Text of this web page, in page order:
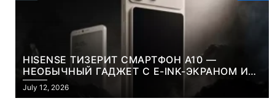
HISENSE ТИЗЕРИТ СМАРТФОН A10 —
НЕОБЫЧНЫЙ ГАДЖЕТ С E-INK-ЭКРАНОМ И
СЪЕМНОЙ LCD-ПАНЕЛЬЮ ДЛЯ ЦВЕТНОГО
КОНТЕНТА И СОЦСЕТЕЙ
July 12, 2026